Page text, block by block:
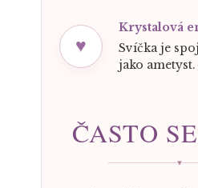
♥
Krystalová
Svíčka je
jako ametyst.
ČASTO
♥